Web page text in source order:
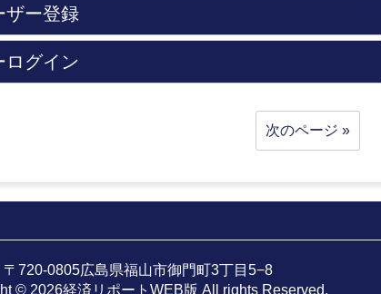
ザー登録
ログイン
次のページ »
〒720-0805広島県福山市御門町3丁目5−8
© 2026経済リポートWEB版 All rights Reserved.